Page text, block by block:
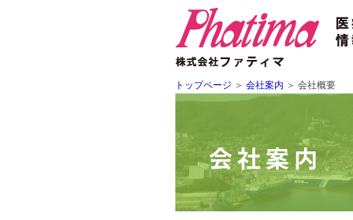
トップページ ＞ 会社案内 ＞ 会社概要